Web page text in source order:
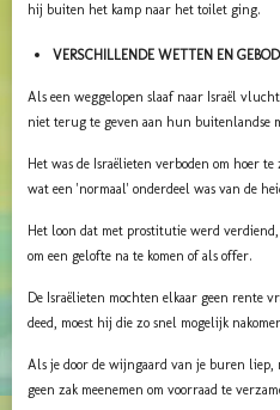
hij buiten het kamp naar het toilet ging.
VERSCHILLENDE WETTEN EN
Als een weggelopen slaaf naar Israël
niet terug te geven aan hun buitenlandse
Het was de Israëlieten verboden om hoer
wat een 'normaal' onderdeel was van de
Het loon dat met prostitutie werd
om een ​​gelofte na te komen of als offer.
De Israëlieten mochten elkaar geen rente
deed, moest hij die zo snel mogelijk
Als je door de wijngaard van je buren
geen zak meenemen om voorraad te